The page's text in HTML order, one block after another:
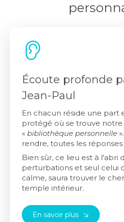
Écoute profonde
Jean-Paul
En chacun réside une part
protégé où se trouve notre
« bibliothèque personnelle
rendre, toutes les
Bien sûr, ce lieu est à l'abri
perturbations et seul celui
calme, saura trouver le
temple intérieur.
En savoir plus